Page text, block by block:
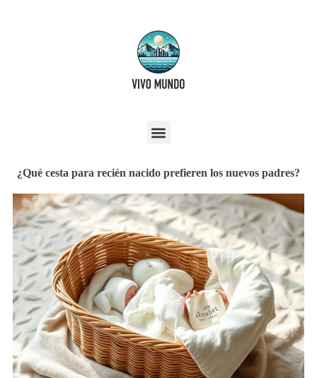
¿Qué cesta para recién nacido prefieren los nuevos padres?